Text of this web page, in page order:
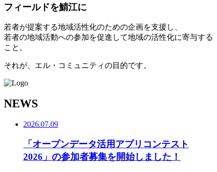
フィールドを鯖江に
若者が提案する地域活性化のための企画を支援し、
若者の地域活動への参加を促進して地域の活性化に寄与する
こと。
それが、エル・コミュニティの目的です。
NEWS
2026.07.09
「オープンデータ活用アプリコンテスト
2026」の参加者募集を開始しました！